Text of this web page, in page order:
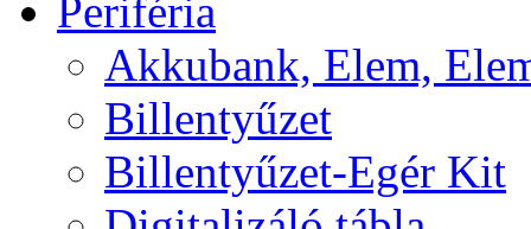
Periféria
Akkubank, Elem,
Billentyűzet
Billentyűzet-Egér Kit